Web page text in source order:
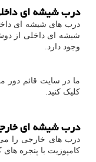
درب شیشه ای
درب های شیشه ای
شیشه ای داخلی از
وجود دارد.
ما در سایت قائم
کلیک کنید.
درب شیشه ای
درب های خارجی را می
کامپوزیت با پنجره